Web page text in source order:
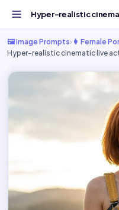
🖼️ Image Prompts› 👩 Female
‎​Hyper-realistic cinematic live